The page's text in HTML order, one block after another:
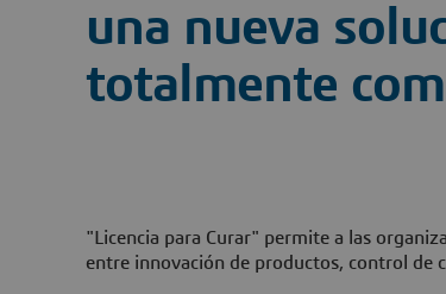
una nueva
totalmente
"Licencia para Curar" permite a las
entre innovación de productos, control de